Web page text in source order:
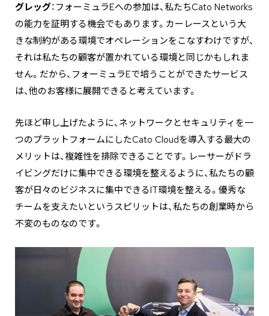
グレッグ：フォーミュラEへの参加は、私たちCato Networks
の能力を証明する機会でもあります。カーレースという大
きな制約がある環境でオペレーションをこなすわけですが、
それは私たちの顧客が置かれている環境と同じかもしれま
せん。だから、フォーミュラEで培うことができたサービス
は、他のお客様に展開できると考えています。
先ほど申し上げたように、ネットワークとセキュリティを一
つのプラットフォームにしたCato Cloudを導入する最大の
メリットは、複雑性を排除できることです。レーサーがドラ
イビングだけに集中できる環境を整えるように、私たちの顧
客が日々のビジネスに集中できるIT環境を整える。優秀な
チームを支えたいというスピリットは、私たちの創業時から
不変のものなのです。